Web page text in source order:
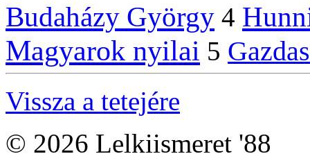
Budaházy György 4
Magyarok nyilai 5
Vissza a tetejére
© 2026 Lelkiismeret '88